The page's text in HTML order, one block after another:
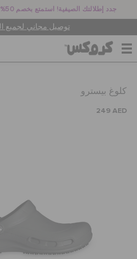
جدد إطلالتك الصيفية! استمتع بخصم 50% ثابت على تشكيلة مختارة
توصيل مجاني لجميع
للرجال
كروكس لمكان العمل
كلوغ بيسترو
249 AED